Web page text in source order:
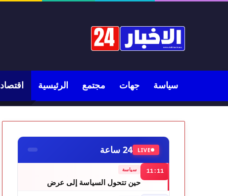
سياسة جهات مجتمع الرئيسية اقتصاد
LIVE 24 ساعة
11:11 سياسة
حين تتحول السياسة إلى عرض